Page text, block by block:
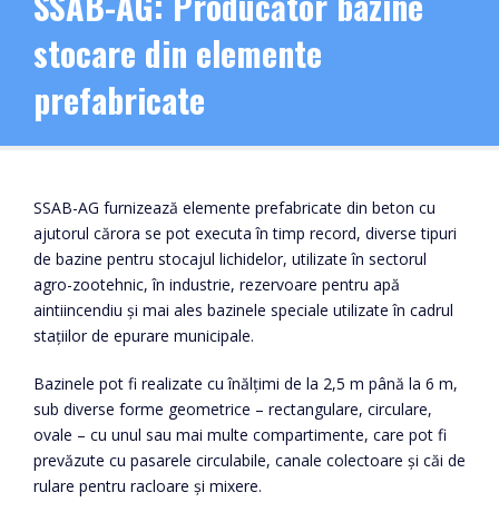
stocare din elemente
prefabricate
SSAB-AG furnizează elemente prefabricate din beton cu
ajutorul cărora se pot executa în timp record, diverse tipuri
de bazine pentru stocajul lichidelor, utilizate în sectorul
agro-zootehnic, în industrie, rezervoare pentru apă
aintiincendiu și mai ales bazinele speciale utilizate în cadrul
stațiilor de epurare municipale.
Bazinele pot fi realizate cu înălțimi de la 2,5 m până la 6 m,
sub diverse forme geometrice – rectangulare, circulare,
ovale – cu unul sau mai multe compartimente, care pot fi
prevăzute cu pasarele circulabile, canale colectoare și căi de
rulare pentru racloare și mixere.